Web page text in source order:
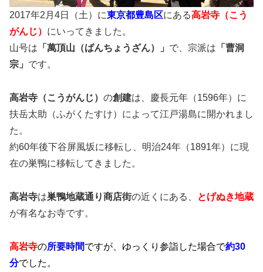
2017年2月4日（土）に東京都豊島区にある高岩寺（こう
がんじ） にいってきました。
山号は 「萬頂山（ばんちょうざん）」 で、宗派は 「曹洞
宗」 です。
高岩寺（こうがんじ） の創建は、慶長元年（1596年）に
扶岳太助（ふがくたすけ）によって江戸湯島に開かれまし
た。
約60年後下谷屏風坂に移転し、明治24年（1891年）に現
在の巣鴨に移転してきました。
高岩寺は巣鴨地蔵通り商店街の近くにある、
とげぬき地蔵
が有名なお寺です。
高岩寺の所要時間ですが、ゆっくり参詣した場合で約30
分でした。